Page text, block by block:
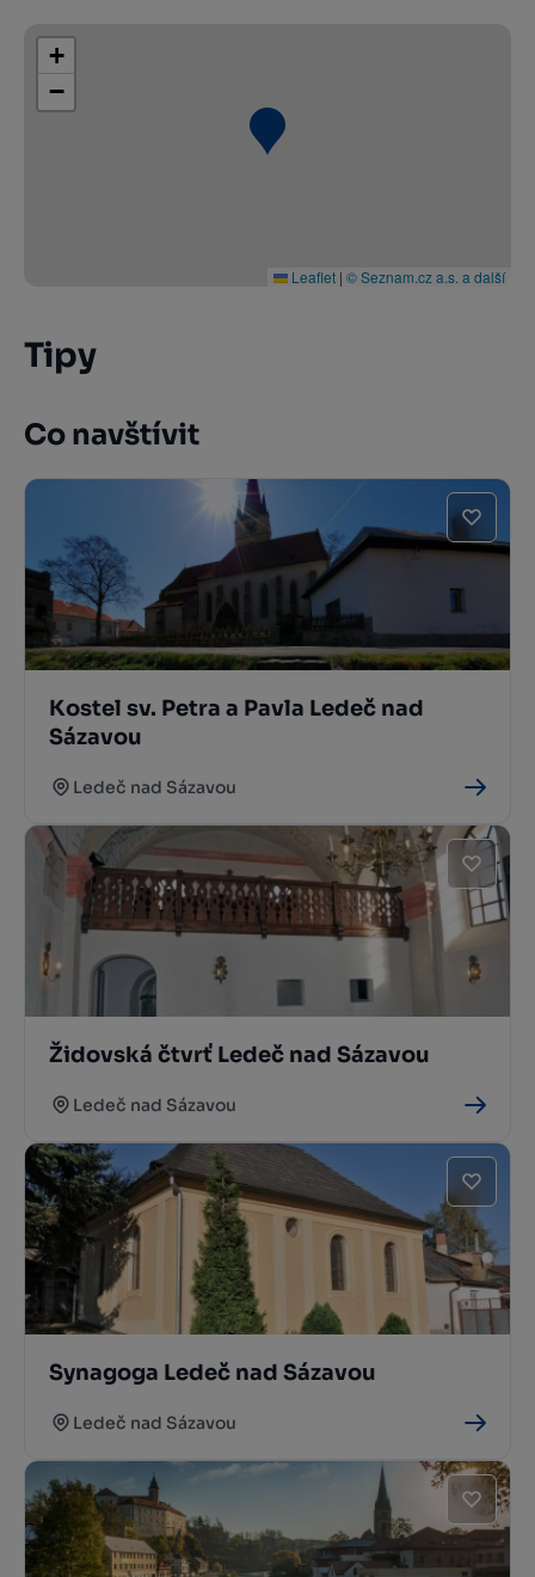
+
−
Leaflet | © Seznam.cz a.s. a další
Tipy
Co navštívit
Kostel sv. Petra a Pavla Ledeč nad
Sázavou
Ledeč nad Sázavou
Židovská čtvrť Ledeč nad Sázavou
Ledeč nad Sázavou
Synagoga Ledeč nad Sázavou
Ledeč nad Sázavou